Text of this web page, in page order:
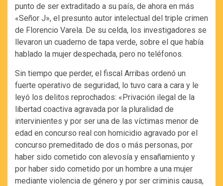
punto de ser extraditado a su país, de ahora en más
«Señor J», el presunto autor intelectual del triple crimen
de Florencio Varela. De su celda, los investigadores se
llevaron un cuaderno de tapa verde, sobre el que había
hablado la mujer despechada, pero no teléfonos.
Sin tiempo que perder, el fiscal Arribas ordenó un
fuerte operativo de seguridad, lo tuvo cara a cara y le
leyó los delitos reprochados: «Privación ilegal de la
libertad coactiva agravada por la pluralidad de
intervinientes y por ser una de las víctimas menor de
edad en concurso real con homicidio agravado por el
concurso premeditado de dos o más personas, por
haber sido cometido con alevosía y ensañamiento y
por haber sido cometido por un hombre a una mujer
mediante violencia de género y por ser criminis causa,